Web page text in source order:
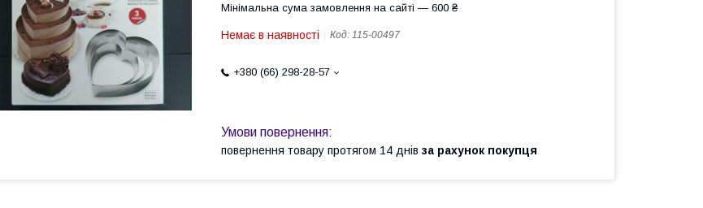
Мінімальна сума замовлення на сайті — 600 ₴
Немає в наявності Код: 115-00497
+380 (66) 298-28-57
повернення товару протягом 14 днів за рахунок покупця